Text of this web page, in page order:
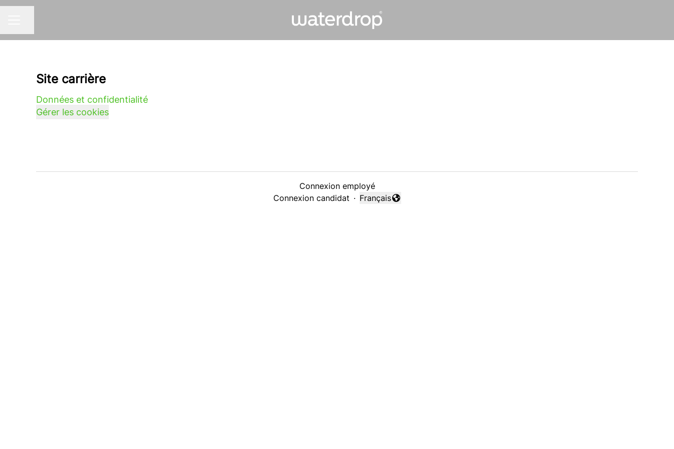
Site carrière
Données et confidentialité
Gérer les cookies
Connexion employé
Connexion candidat ·
Changer la langue
Français